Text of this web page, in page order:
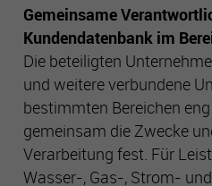
Gemeinsame
Kundendatenbank im
Die beteiligten
und weitere verbundene
bestimmten Bereichen
gemeinsam die Zwecke
Verarbeitung fest. Für
Wasser-, Gas-, Strom-